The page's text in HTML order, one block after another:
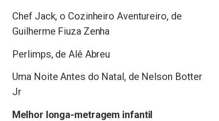
Chef Jack, o Cozinheiro Aventureiro, de
Guilherme Fiuza Zenha
Perlimps, de Alê Abreu
Uma Noite Antes do Natal, de Nelson Botter
Jr
Melhor longa-metragem infantil